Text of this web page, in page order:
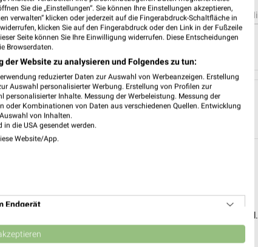
07 Fr 08Sa 09So 10Mo 11Di 12 Mi
ab 29.07.
MEHR PROSPEKTE
& Angebote App
griffbereit – mit der kostenlosen weekli App für iOS & Android.
Angebote
Sie die „Einstellungen“. Sie können Ihre Einstellungen akzeptieren,
verwalten“ klicken oder jederzeit auf die Fingerabdruck-Schaltfläche in
klicken Sie auf den Fingerabdruck oder den Link in der Fußzeile
Seite können Sie Ihre Einwilligung widerrufen. Diese Entscheidungen
Browserdaten.
Website zu analysieren und Folgendes zu tun:
reduzierter Daten zur Auswahl von Werbeanzeigen. Erstellung
Auswahl personalisierter Werbung. Erstellung von Profilen zur
Inhalte. Messung der Werbeleistung. Messung der
Kombinationen von Daten aus verschiedenen Quellen. Entwicklung
von Inhalten.
die USA gesendet werden.
Website/App.
Endgerät